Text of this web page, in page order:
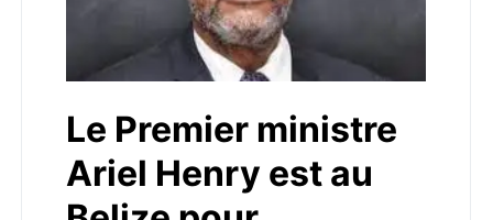
Le Premier ministre
Ariel Henry est au